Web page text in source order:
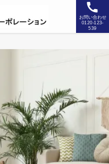
お問い合わせ
0120-123-
539